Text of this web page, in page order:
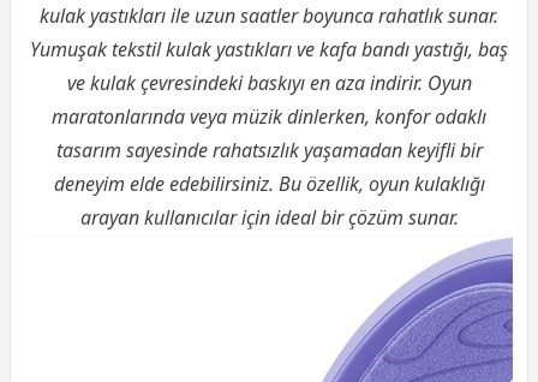
kulak yastıkları ile uzun saatler boyunca rahatlık sunar.
Yumuşak tekstil kulak yastıkları ve kafa bandı yastığı, baş
ve kulak çevresindeki baskıyı en aza indirir. Oyun
maratonlarında veya müzik dinlerken, konfor odaklı
tasarım sayesinde rahatsızlık yaşamadan keyifli bir
deneyim elde edebilirsiniz. Bu özellik, oyun kulaklığı
arayan kullanıcılar için ideal bir çözüm sunar.